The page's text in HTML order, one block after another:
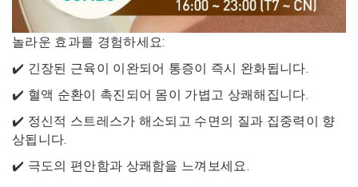
놀라운 효과를 경험하세요:
✔️ 긴장된 근육이 이완되어 통증이 즉시 완화됩니다.
✔️ 혈액 순환이 촉진되어 몸이 가볍고 상쾌해집니다.
✔️ 정신적 스트레스가 해소되고 수면의 질과 집중력이 향
상됩니다.
✔️ 극도의 편안함과 상쾌함을 느껴보세요.